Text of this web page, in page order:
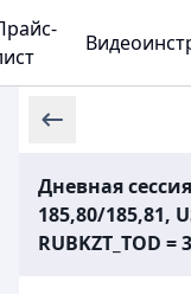
Дневная сессия
185,80/185,81,
RUBKZT_TOD =